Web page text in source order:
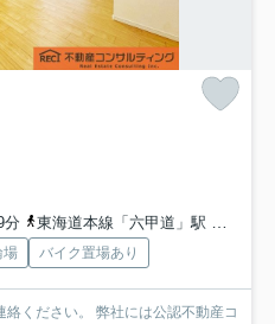
分
東海道本線「六甲道」駅 徒歩17分
場 バイク置場あり
には公認不動産コ